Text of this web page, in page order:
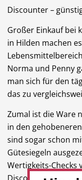
Discounter –
Großer Einkauf bei
in Hilden machen
Norma und Penny
man sich für den
das zu
Zumal ist die Ware
in den
sind sogar schon
Gütesiegeln
Wertigkeits-Checks